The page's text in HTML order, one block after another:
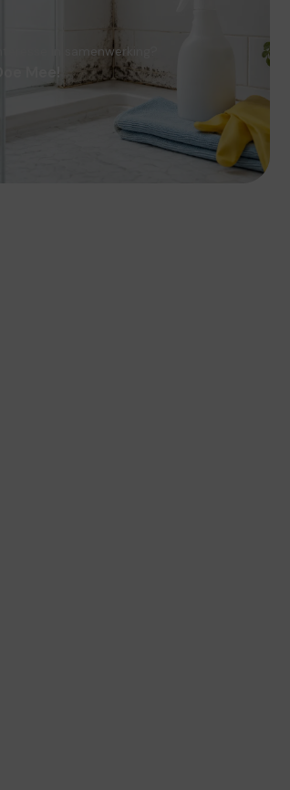
Interesse in samenwerking?
Doe Mee!